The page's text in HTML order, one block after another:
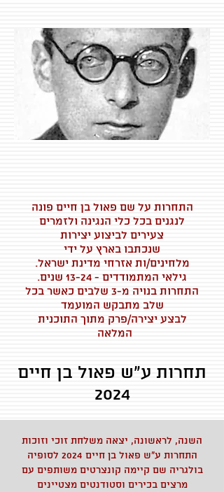
התחרות על שם פאול בן חיים פונה
לנגנים בכל כלי הנגינה ולזמרים
צעירים לביצוע יצירות
שנכתבו בארץ על ידי
מלחינים/ות אזרחי מדינת ישראל.
גילאי המתמודדים - 13-24 שנים.
התחרות בנויה מ-3 שלבים כאשר בכל
שלב מתבקש המועמד
לבצע יצירה/פרק מתוך התוכנית
המלאה
תחרות ע״ש פאול בן חיים
2024
השנה, לראשונה, יצאה משלחת זוכי וזוכות
התחרות ע"ש פאול בן חיים 2024 לסופיה
בולגריה שם קיימה קונצרטים משותפים עם
מרצים בכירים וסטודנטים מצטיינים